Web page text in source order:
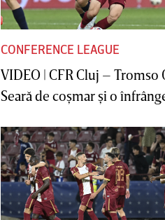
CONFERENCE LEAGUE
VIDEO | CFR Cluj – Tromso
Seară de coşmar şi o